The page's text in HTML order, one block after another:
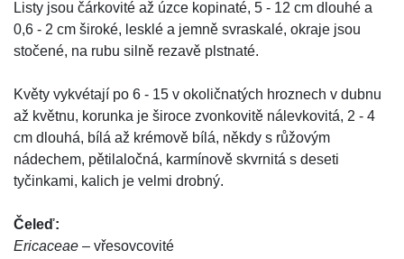
Listy jsou čárkovité až úzce kopinaté, 5 - 12 cm dlouhé a
0,6 - 2 cm široké, lesklé a jemně svraskalé, okraje jsou
stočené, na rubu silně rezavě plstnaté.
Květy vykvétají po 6 - 15 v okoličnatých hroznech v dubnu
až květnu, korunka je široce zvonkovitě nálevkovitá, 2 - 4
cm dlouhá, bílá až krémově bílá, někdy s růžovým
nádechem, pětilaločná, karmínově skvrnitá s deseti
tyčinkami, kalich je velmi drobný.
Čeleď:
Ericaceae – vřesovcovité